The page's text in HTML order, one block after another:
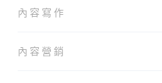
內容寫作
內容營銷